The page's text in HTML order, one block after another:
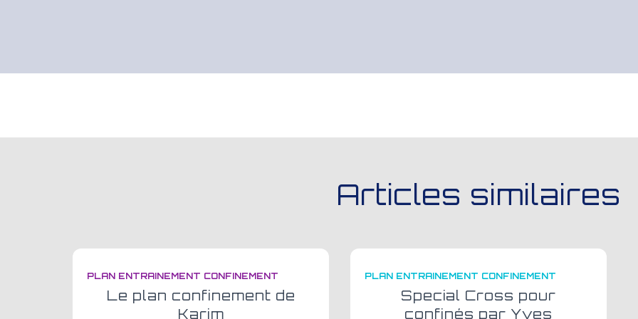
Articles similaires
PLAN ENTRAINEMENT CONFINEMENT
Le plan confinement de
Karim
PLAN ENTRAINEMENT CONFINEMENT
Special Cross pour
confinés par Yves